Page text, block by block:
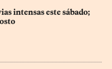
intensas este sábado;